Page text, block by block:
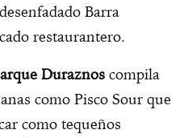
Barra
restaurantero.
Duraznos compila
como Pisco Sour que
como tequeños